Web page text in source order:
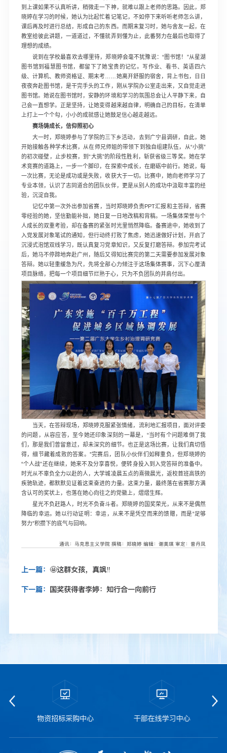
到上课如果不认真听讲，稍微走一下神，就难以跟上老师的思路。因此，郑
晓婷在学习的时候，她认为比起忙着记笔记，不如停下来听听老师怎么讲，
课后再及时进行总结，形成自己的东西。而期末复习时，她与舍友一起，在
教室给彼此讲题，一道道过，不懂就弄到懂为止，此番努力在最后也取得了
理想的成绩。
说到在学校最喜欢去哪里待，郑晓婷会毫不犹豫说：“图书馆！”从星湖
图书馆到福慧图书馆，都留下了她宝贵的记忆。写作业、看书、英语四六
级、计算机、教师资格证、期末考……她离开舒服的宿舍，背上书包，日日
夜夜奔赴图书馆，是干完手头的工作，刚从学院办公室走出来，又自觉走进
图书馆。她说在图书馆时，安静的环境和学习的氛围总会让人平静下来，自
己会一直想学。正是坚持，让她变得越来越自律，明确自己的目标，在清单
上打上一个个勾，小小的成就感让她鼓足信心越走越远。
赛场铸成长，信仰照初心
大一时，郑晓婷参与了学院的三下乡活动，去到广宁县调研，自此，她
开始接触各种学术比赛，从在师兄师姐的带领下到独自组建队伍，从“小挑”
的初次碰壁，止步校赛，到“大挑”的阶段性胜利，斩获省级三等奖。她在学
术竞赛的道路上，一步一个脚印，在探索中成长，在磨砺中前行。她说，每
一次比赛，无论是成功或是失败，收获大于一切。比赛中，她向老师学习了
专业本领，认识了志同道合的团队伙伴，更是从别人的成功中汲取丰富的经
验，沉淀自我。
记忆中第一次外出参加省赛，当时郑晓婷负责PPT汇报和主答辩，省赛
零经验的她，坚信勤能补拙，她日复一日地改稿和背稿。一场集体荣誉与个
人成长的双重考验，却在备赛的紧张时光里悄然降临。备赛途中，她收到了
入党发展对象笔试的通知，但行动终打败了焦虑，她迅速做好计划，开启了
沉浸式泡馆双线学习，既认真复习党章知识，又反复打磨答辩。参加完考试
后，她马不停蹄地奔赴广州，随后又得知比赛完的第二天需要参加发展对象
答辩。她以轻重缓急为尺，先将全部心力倾注于这场集体赛事，沉下心厘清
项目脉络，把每一个项目细节烂熟于心，只为不负团队的并肩付出。
当天，在答辩现场，郑晓婷克服紧张情绪，流利地汇报项目，面对评委
的问题，从容应答，至今她还印象深刻的一幕是，“当时有个问题难倒了我
们，那是我们曾留意过，却未深究的细节。也正是这场比赛，让我们真切悟
得，细节藏着成败的答案。”完赛后，团队小伙伴们如释重负，但郑晓婷的
“个人战”还在继续，她来不及分享喜悦，便转身投入到入党答辩的准备中。
时光从不辜负全力以赴的人，大学城凌晨五点的熹微晨光，返校首班高铁的
疾驰轨迹，都默默见证着这束奋进的力量。这束力量，最终落在省赛那方满
含认可的奖状上，也落在她心向往之的党徽上，熠熠生辉。
星光不负赶路人，时光不负奋斗者。郑晓婷的国奖荣光，从来不是偶然
降临的幸运。她以行动证明：幸运，从来不是凭空而来的馈赠，而是“足够
努力”积攒下的底气与回响。
通讯：马克思主义学院 撰稿：郑晓婷 编辑：谢美琪 审定：曾丹凤
上一篇： 🤩这群女孩，真飒‼️
下一篇： 国奖获得者李婷：知行合一向前行
干部在线学习中心 教学质量监控